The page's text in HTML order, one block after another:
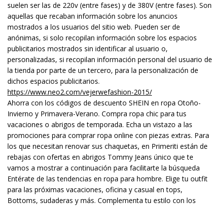
suelen ser las de 220v (entre fases) y de 380V (entre fases). Son
aquellas que recaban información sobre los anuncios
mostrados a los usuarios del sitio web. Pueden ser de
anónimas, si solo recopilan información sobre los espacios
publicitarios mostrados sin identificar al usuario o,
personalizadas, si recopilan información personal del usuario de
la tienda por parte de un tercero, para la personalización de
dichos espacios publicitarios.
https://www.neo2.com/vejerwefashion-2015/
Ahorra con los códigos de descuento SHEIN en ropa Otoño-
Invierno y Primavera-Verano. Compra ropa chic para tus
vacaciones o abrigos de temporada. Echa un vistazo a las
promociones para comprar ropa online con piezas extras. Para
los que necesitan renovar sus chaquetas, en Primeriti están de
rebajas con ofertas en abrigos Tommy Jeans único que te
vamos a mostrar a continuación para facilitarte la búsqueda
Entérate de las tendencias en ropa para hombre. Elige tu outfit
para las próximas vacaciones, oficina y casual en tops,
Bottoms, sudaderas y más. Complementa tu estilo con los